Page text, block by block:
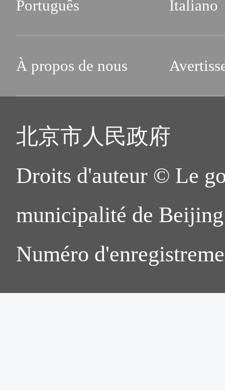
Português
Italiano
À propos de nous
北京市人民政府
Droits d'auteur © Le
municipalité de
Numéro